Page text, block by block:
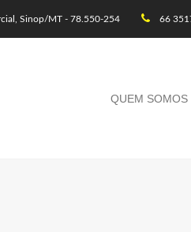
Sinop/MT - 78.550-254 66
QUEM SOMOS